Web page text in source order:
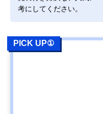
考にしてください。
PICK UP①